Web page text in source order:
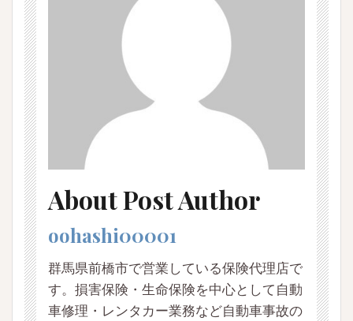
About Post Author
oohashi00001
群馬県前橋市で営業している保険代理店で
す。損害保険・生命保険を中心として自動
車修理・レンタカー業務など自動車事故の